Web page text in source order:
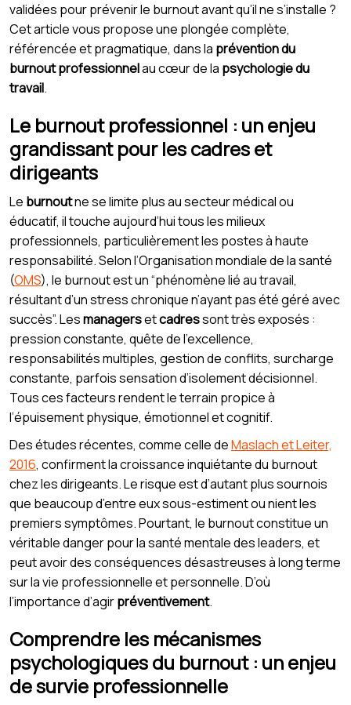
validées pour prévenir le burnout avant qu’il ne s’installe ?
Cet article vous propose une plongée complète,
référencée et pragmatique, dans la prévention du
burnout professionnelau cœur de la psychologie du
travail.
Le burnout professionnel : un enjeu
grandissant pour les cadres et
dirigeants
Le burnoutne se limite plus au secteur médical ou
éducatif, il touche aujourd’hui tous les milieux
professionnels, particulièrement les postes à haute
responsabilité. Selon l’Organisation mondiale de la santé
(OMS), le burnout est un “phénomène lié au travail,
résultant d’un stress chronique n’ayant pas été géré avec
succès”. Lesmanagersetcadressont très exposés :
pression constante, quête de l’excellence,
responsabilités multiples, gestion de conflits, surcharge
constante, parfois sensation d’isolement décisionnel.
Tous ces facteurs rendent le terrain propice à
l’épuisement physique, émotionnel et cognitif.
Des études récentes, comme celle deMaslach et Leiter,
2016, confirment la croissance inquiétante du burnout
chez les dirigeants. Le risque est d’autant plus sournois
que beaucoup d’entre eux sous-estiment ou nient les
premiers symptômes. Pourtant, le burnout constitue un
véritable danger pour la santé mentale des leaders, et
peut avoir des conséquences désastreuses à long terme
sur la vie professionnelle et personnelle. D’où
l’importance d’agirpréventivement.
Comprendre les mécanismes
psychologiques du burnout : un enjeu
de survie professionnelle